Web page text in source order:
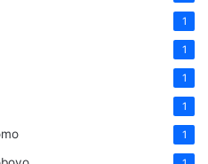
1
1
1
1
1